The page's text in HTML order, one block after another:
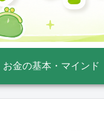
お金の基本・マインド